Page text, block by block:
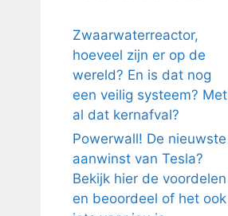
Zwaarwaterreactor,
hoeveel zijn er op de
wereld? En is dat nog
een veilig systeem? Met
al dat kernafval?
Powerwall! De nieuwste
aanwinst van Tesla?
Bekijk hier de voordelen
en beoordeel of het ook